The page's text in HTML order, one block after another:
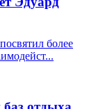
более